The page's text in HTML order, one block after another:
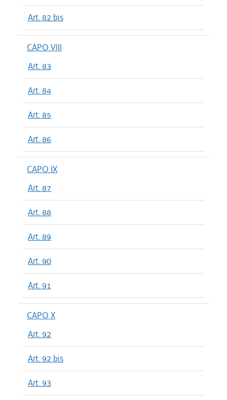
Art. 82 bis
CAPO VIII
Art. 83
Art. 84
Art. 85
Art. 86
CAPO IX
Art. 87
Art. 88
Art. 89
Art. 90
Art. 91
CAPO X
Art. 92
Art. 92 bis
Art. 93